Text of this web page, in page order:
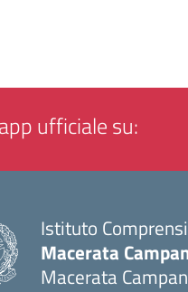
ufficiale su:
Istituto
Macerata
Macerata